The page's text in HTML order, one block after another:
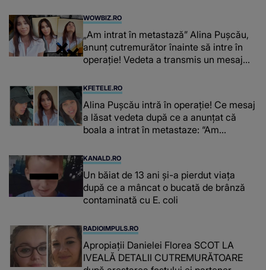
WOWBIZ.RO
„Am intrat în metastază” Alina Pușcău,
anunț cutremurător înainte să intre în
operație! Vedeta a transmis un mesaj
KFETELE.RO
Alina Pușcău intră în operație! Ce mesaj
a lăsat vedeta după ce a anunțat că
boala a intrat în metastaze: “Am
KANALD.RO
Un băiat de 13 ani și-a pierdut viața
după ce a mâncat o bucată de brânză
contaminată cu E. coli
RADIOIMPULS.RO
Apropiații Danielei Florea SCOT LA
IVEALĂ DETALII CUTREMURĂTOARE